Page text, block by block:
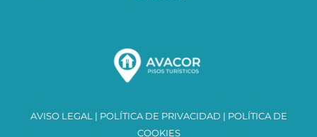
AVISO LEGAL | POLÍTICA DE PRIVACIDAD | POLÍTICA DE
COOKIES